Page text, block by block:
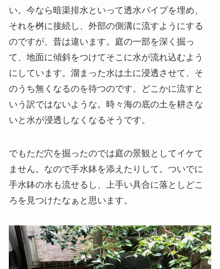
い。今なら暗渠排水といって透水パイプを埋め、
それを桝に接続し、外部の側溝に流すようにする
のですが、昔は違います。庭の一部を深く掘っ
て、地面に傾斜をつけてそこに水が流れ込むよう
にしています。溜まった水は土に浸透させて、そ
のうち無くなるのを待つのです。どこかに流すと
いう訳ではないような。時々海の底の土を耕さな
いと水が浸透しなくなるそうです。
でもただ穴を掘ったのでは庭の景観としてイケて
ません。なので手水鉢を添えたりして。ついでに
手水鉢の水も流せるし、上手い具合に落としどこ
ろを見つけたなぁと思います。